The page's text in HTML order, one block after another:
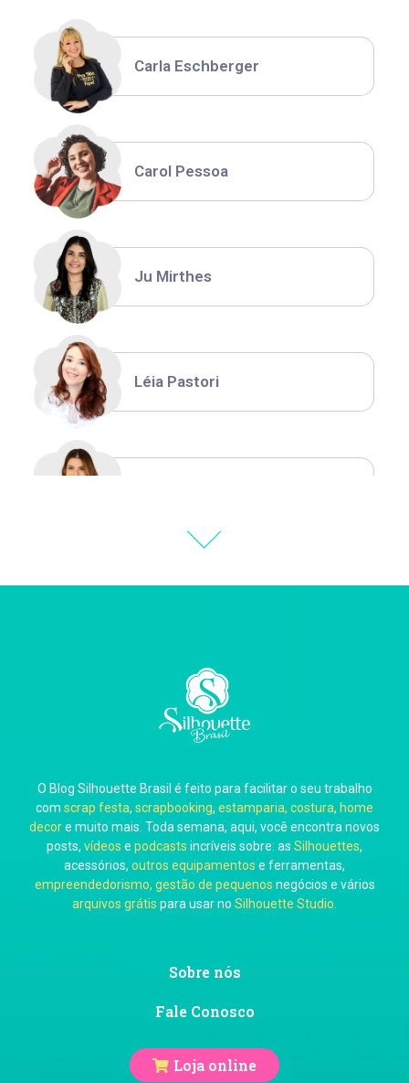
Carla Eschberger
Carol Pessoa
Ju Mirthes
Léia Pastori
Carla Eschberger
Carol Pessoa
Ju Mirthes
O Blog Silhouette Brasil é feito para facilitar o seu trabalho
com scrap festa, scrapbooking, estamparia, costura, home
decore muito mais. Toda semana, aqui, você encontra novos
posts, vídeos e podcasts incríveis sobre: as Silhouettes,
acessórios, outros equipamentos e ferramentas,
empreendedorismo, gestão de pequenos negócios e vários
arquivos grátis para usar no Silhouette Studio
Sobre nós
Fale Conosco
Loja online